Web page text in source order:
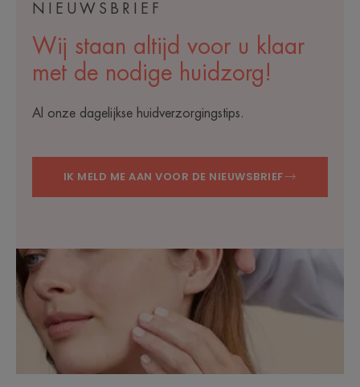
NIEUWSBRIEF
Wij staan altijd voor u klaar
met de nodige huidzorg!
Al onze dagelijkse huidverzorgingstips.
IK MELD ME AAN VOOR DE NIEUWSBRIEF